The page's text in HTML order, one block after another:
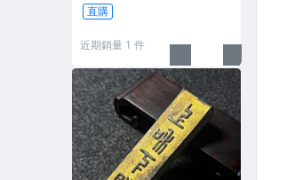
直購
近期銷量 1 件